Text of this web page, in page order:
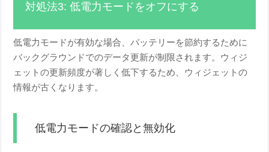
対処法3: 低電力モードをオフにする
低電力モードが有効な場合、バッテリーを節約するために
バックグラウンドでのデータ更新が制限されます。ウィジ
ェットの更新頻度が著しく低下するため、ウィジェットの
情報が古くなります。
低電力モードの確認と無効化